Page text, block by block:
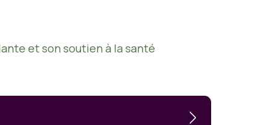
et son soutien à la santé